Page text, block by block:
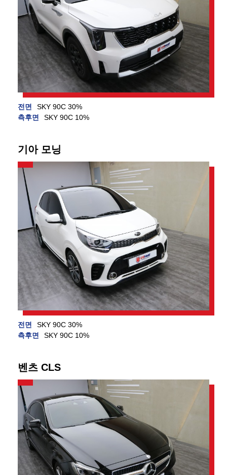
전면
SKY 90C 30%
측후면
SKY 90C 10%
기아 모닝
전면
SKY 90C 30%
측후면
SKY 90C 10%
벤츠 CLS